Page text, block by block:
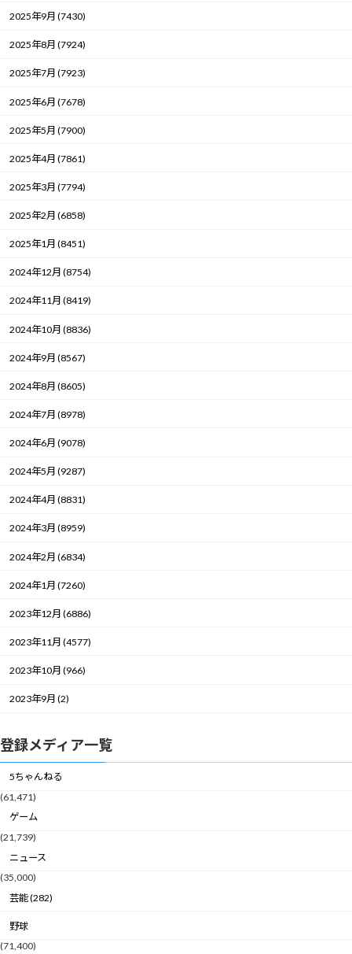
2025年9月 (7430)
2025年8月 (7924)
2025年7月 (7923)
2025年6月 (7678)
2025年5月 (7900)
2025年4月 (7861)
2025年3月 (7794)
2025年2月 (6858)
2025年1月 (8451)
2024年12月 (8754)
2024年11月 (8419)
2024年10月 (8836)
2024年9月 (8567)
2024年8月 (8605)
2024年7月 (8978)
2024年6月 (9078)
2024年5月 (9287)
2024年4月 (8831)
2024年3月 (8959)
2024年2月 (6834)
2024年1月 (7260)
2023年12月 (6886)
2023年11月 (4577)
2023年10月 (966)
2023年9月 (2)
登録メディア一覧
5ちゃんねる
(61,471)
ゲーム
(21,739)
ニュース
(35,000)
芸能 (282)
野球
(71,400)